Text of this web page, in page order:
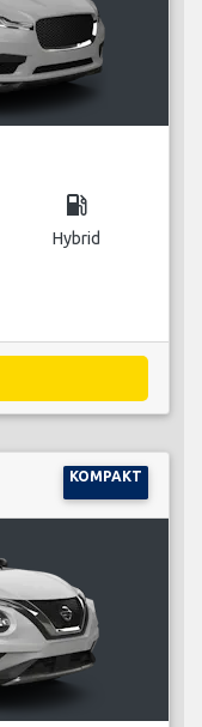
local_gas_station
Hybrid
KOMPAKT